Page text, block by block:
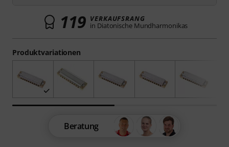
Produktvariationen
119 VERKAUFSRANG
in Diatonische Mundharmonikas
Beratung